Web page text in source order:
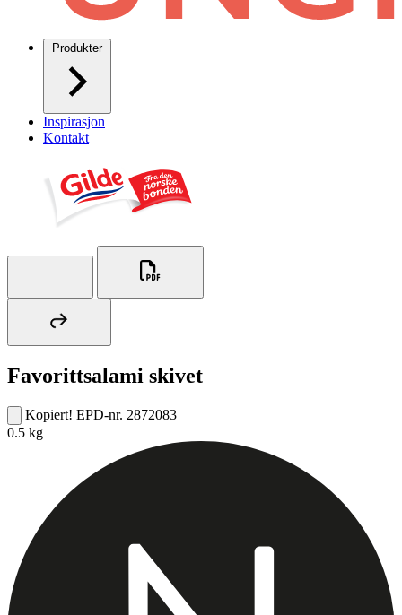
Produkter
Inspirasjon
Kontakt
Favorittsalami skivet
Kopiert! EPD-nr. 2872083
0.5 kg